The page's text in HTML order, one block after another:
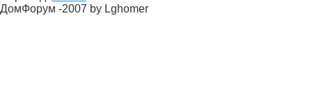
ДомФорум -2007 by Lghomer